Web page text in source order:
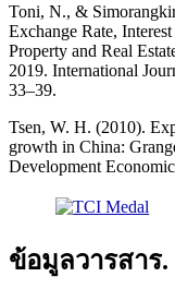
Toni, N., &
Exchange Rate,
Property and Real
2019. International
33–39.
Tsen, W. H. (2010).
growth in China:
Development
ข้อมูลวารสาร.